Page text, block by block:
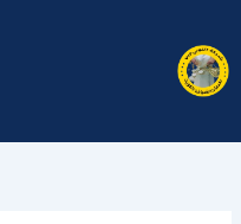
المحتوى